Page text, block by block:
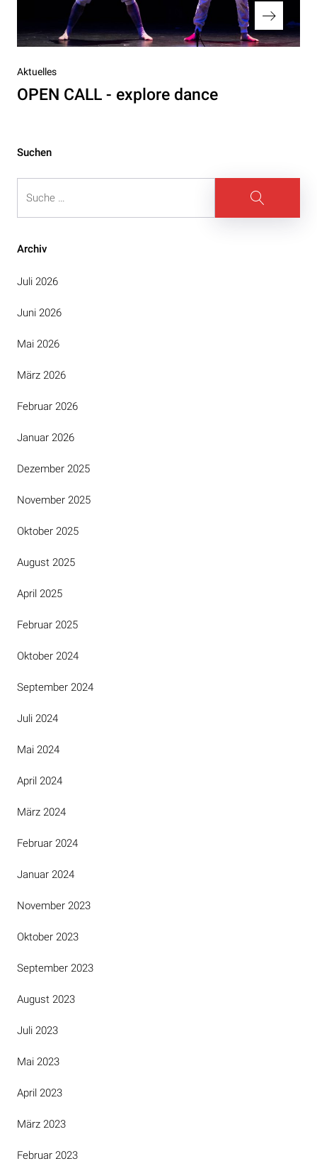
Nächster
Beitrag
Aktuelles
OPEN CALL - explore dance
Suchen
Suche
Archiv
Juli 2026
Juni 2026
Mai 2026
März 2026
Februar 2026
Januar 2026
Dezember 2025
November 2025
Oktober 2025
August 2025
April 2025
Februar 2025
Oktober 2024
September 2024
Juli 2024
Mai 2024
April 2024
März 2024
Februar 2024
Januar 2024
November 2023
Oktober 2023
September 2023
August 2023
Juli 2023
Mai 2023
April 2023
März 2023
Februar 2023